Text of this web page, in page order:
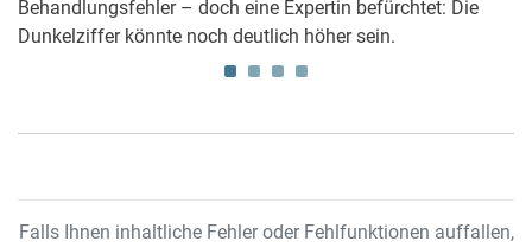
Behandlungsfehler – doch eine Expertin befürchtet: Die
Dunkelziffer könnte noch deutlich höher sein.
Falls Ihnen inhaltliche Fehler oder Fehlfunktionen auffallen,